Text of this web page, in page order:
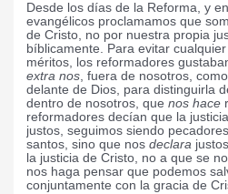
Desde los días de la Reforma, y
evangélicos proclamamos que
de Cristo, no por nuestra propia
bíblicamente. Para evitar
méritos, los reformadores
extra nos, fuera de nosotros,
delante de Dios, para distinguirla
dentro de nosotros, quenos hace
reformadores decían que la
justos, seguimos siendo
santos, sino que nosdeclara
la justicia de Cristo, no a que se
nos haga pensar que podemos
conjuntamente con la gracia de